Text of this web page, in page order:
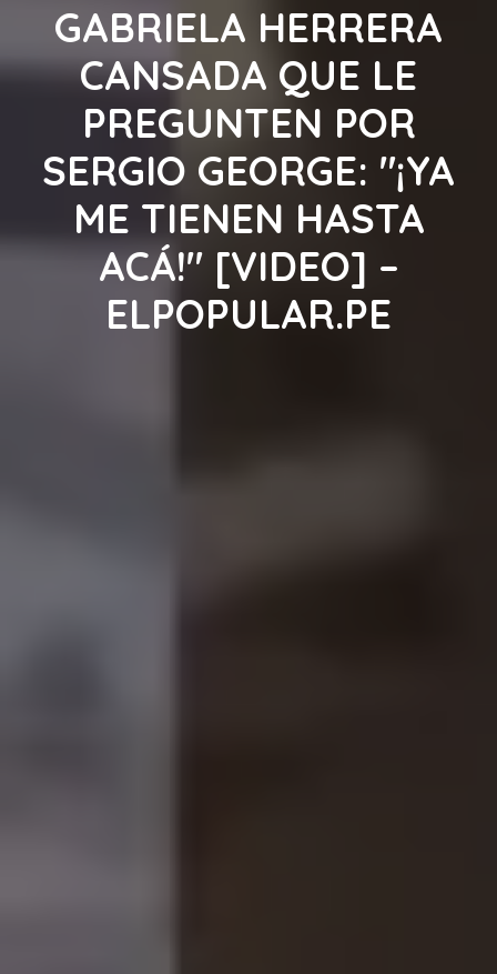
GABRIELA HERRERA
CANSADA QUE LE
PREGUNTEN POR
SERGIO GEORGE: "¡YA
ME TIENEN HASTA
ACÁ!" [VIDEO] –
ELPOPULAR.PE